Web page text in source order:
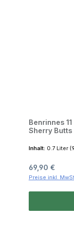
Benrinnes
Sherry Butts
Inhalt: 0.7 Liter
Regulärer
69,90 €
Preise inkl.